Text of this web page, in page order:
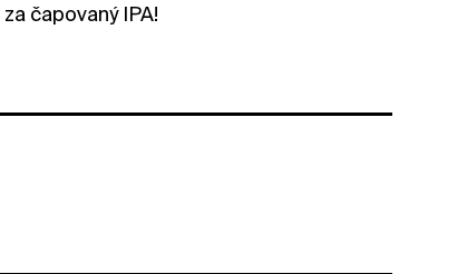
čapovaný IPA!